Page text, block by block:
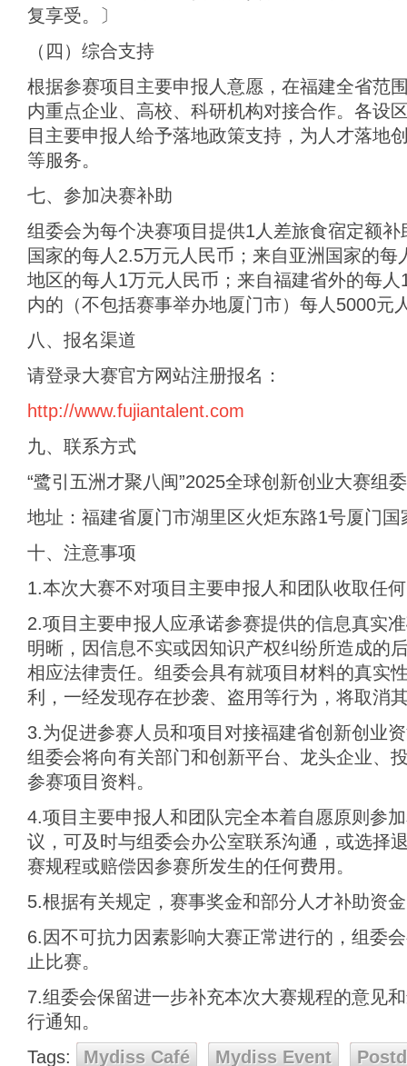
复享受。〕
（四）综合支持
根据参赛项目主要申报人意愿，在福建全省范
内重点企业、高校、科研机构对接合作。各设
目主要申报人给予落地政策支持，为人才落地
等服务。
七、参加决赛补助
组委会为每个决赛项目提供1人差旅食宿定额
国家的每人2.5万元人民币；来自亚洲国家的
地区的每人1万元人民币；来自福建省外的每
内的（不包括赛事举办地厦门市）每人5000元
八、报名渠道
请登录大赛官方网站注册报名：
http://www.fujiantalent.com
九、联系方式
“鹭引五洲才聚八闽”2025全球创新创业大赛组
地址：福建省厦门市湖里区火炬东路1号厦门
十、注意事项
1.本次大赛不对项目主要申报人和团队收取任
2.项目主要申报人应承诺参赛提供的信息真实
明晰，因信息不实或因知识产权纠纷所造成的
相应法律责任。组委会具有就项目材料的真实
利，一经发现存在抄袭、盗用等行为，将取消
3.为促进参赛人员和项目对接福建省创新创业
组委会将向有关部门和创新平台、龙头企业、
参赛项目资料。
4.项目主要申报人和团队完全本着自愿原则参
议，可及时与组委会办公室联系沟通，或选择
赛规程或赔偿因参赛所发生的任何费用。
5.根据有关规定，赛事奖金和部分人才补助资
6.因不可抗力因素影响大赛正常进行的，组委
止比赛。
7.组委会保留进一步补充本次大赛规程的意见
行通知。
Tags:
Mydiss Café Mydiss Event